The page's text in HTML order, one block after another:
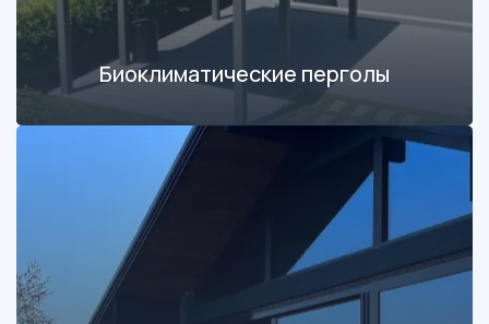
Биоклиматические перголы